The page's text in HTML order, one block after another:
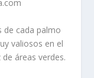
de cada palmo
valiosos en el
áreas verdes.